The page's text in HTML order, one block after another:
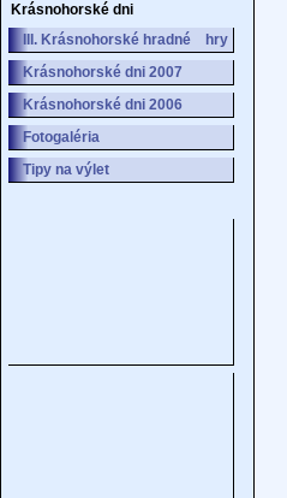
Krásnohorské dni
III. Krásnohorské hradné hry
Krásnohorské dni 2007
Krásnohorské dni 2006
Fotogaléria
Tipy na výlet